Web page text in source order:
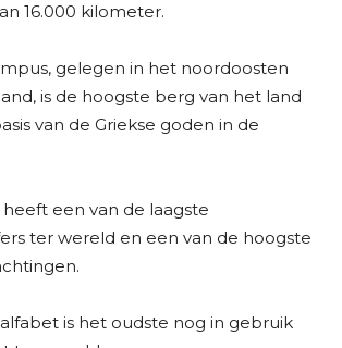
16.000 kilometer.
gelegen in het noordoosten
is de hoogste berg van het land
van de Griekse goden in de
een van de laagste
ter wereld en een van de hoogste
is het oudste nog in gebruik